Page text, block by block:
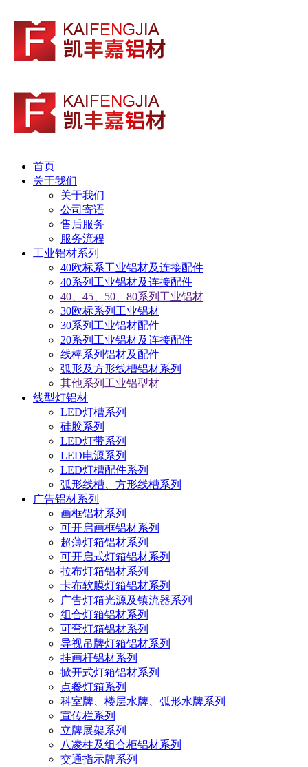
首页
关于我们
关于我们
公司寄语
售后服务
服务流程
工业铝材系列
40欧标系工业铝材及连接配件
40系列工业铝材及连接配件
40、45、50、80系列工业铝材
30欧标系列工业铝材
30系列工业铝材配件
20系列工业铝材及连接配件
线棒系列铝材及配件
弧形及方形线槽铝材系列
其他系列工业铝型材
线型灯铝材
LED灯槽系列
硅胶系列
LED灯带系列
LED电源系列
LED灯槽配件系列
弧形线槽、方形线槽系列
广告铝材系列
画框铝材系列
可开启画框铝材系列
超薄灯箱铝材系列
可开启式灯箱铝材系列
拉布灯箱铝材系列
卡布软膜灯箱铝材系列
广告灯箱光源及镇流器系列
组合灯箱铝材系列
可弯灯箱铝材系列
导视吊牌灯箱铝材系列
挂画杆铝材系列
掀开式灯箱铝材系列
点餐灯箱系列
科室牌、楼层水牌、弧形水牌系列
宣传栏系列
立牌展架系列
八凌柱及组合柜铝材系列
交通指示牌系列